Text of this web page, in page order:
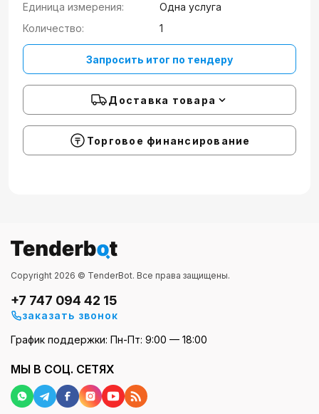
Единица измерения:
Одна услуга
Количество:
1
Запросить итог по тендеру
Доставка товара
Торговое финансирование
Copyright 2026 © TenderBot. Все права защищены.
+7 747 094 42 15
заказать звонок
График поддержки: Пн-Пт: 9:00 — 18:00
МЫ В СОЦ. СЕТЯХ